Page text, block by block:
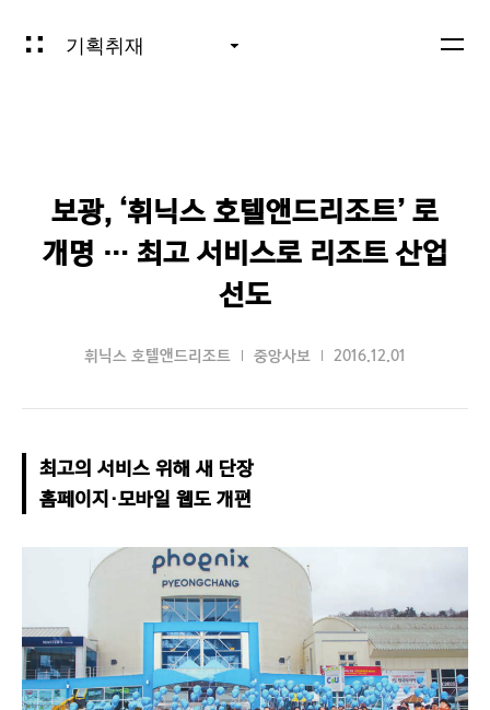
기획취재
보광, ‘휘닉스 호텔앤드리조트’ 로
개명 … 최고 서비스로 리조트 산업
선도
휘닉스 호텔앤드리조트 중앙사보 2016.12.01
최고의 서비스 위해 새 단장
홈페이지·모바일 웹도 개편